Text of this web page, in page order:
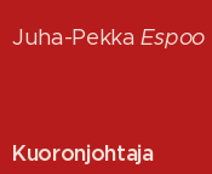
Juha-PekkaEspoo
Kuoronjohtaja